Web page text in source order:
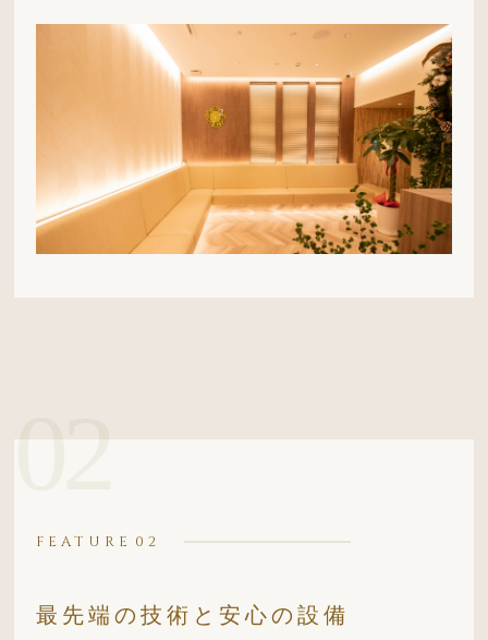
FEATURE
最先端の技術と安心の設備